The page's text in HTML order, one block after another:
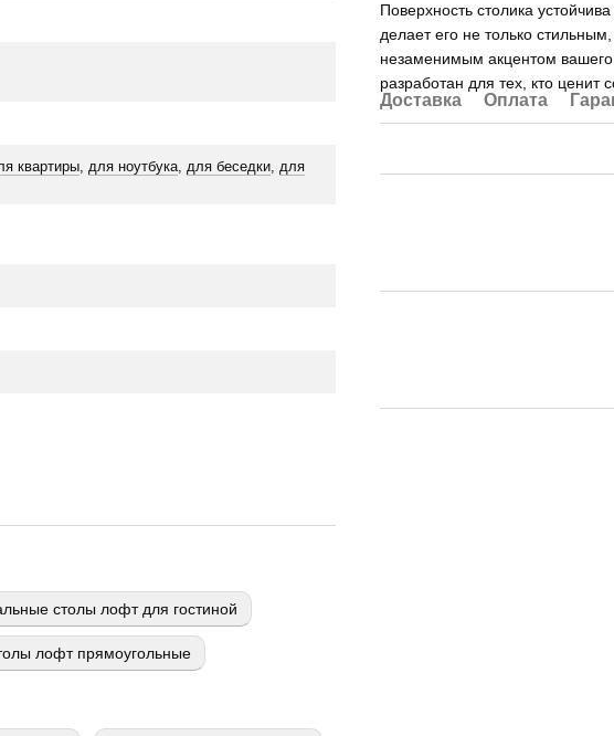
квартиры, для ноутбука, для беседки, для
столы лофт для гостиной
лофт прямоугольные
Поверхность столика
делает его не только
незаменимым акцентом вашего
разработан для тех, кто ценит
Доставка Оплата